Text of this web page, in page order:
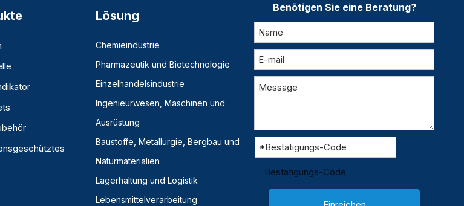
Lösung
Chemieindustrie
Pharmazeutik und Biotechnologie
Einzelhandelsindustrie
Ingenieurwesen, Maschinen und
Ausrüstung
Baustoffe, Metallurgie, Bergbau und
Naturmaterialien
Lagerhaltung und Logistik
Lebensmittelverarbeitung
Benötigen Sie eine Beratung?